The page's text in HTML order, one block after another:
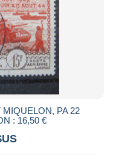
PA 22
: 16,50 €